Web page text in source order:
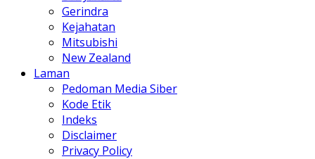
Gerindra
Kejahatan
Mitsubishi
New Zealand
Laman
Pedoman Media Siber
Kode Etik
Indeks
Disclaimer
Privacy Policy